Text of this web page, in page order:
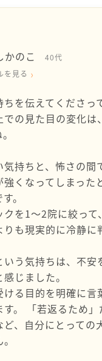
かのこ
40代
を見る
を伝えてくださっ
の見た目の変化
持ちと、怖さの間
くなってしまっ
。
を1〜2院に絞っ
も現実的に冷静に
う気持ちは、不
じました。
る目的を明確に
す。 「若返るため
、自分にとって